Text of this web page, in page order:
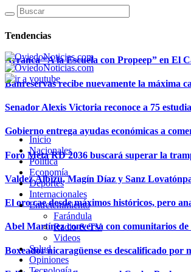
Tendencias
Arranca “A la Escuela con Propeep” en El
Banreservas recibe nuevamente la máxima
Senador Alexis Victoria reconoce a 75
Gobierno entrega ayudas económicas a
Foro Meta RD 2036 buscará superar la
Valdez Albizu, Magín Díaz y Sanz
El oro cae desde máximos históricos, pero
Abel Martínez conversa con comunitarios de
Boxeador nicaragüense es descalificado por
Inicio
Nacionales
Política
Economía
Deportes
Internacionales
Entretenimiento
Farándula
Radio & TV
Videos
Salud
Opiniones